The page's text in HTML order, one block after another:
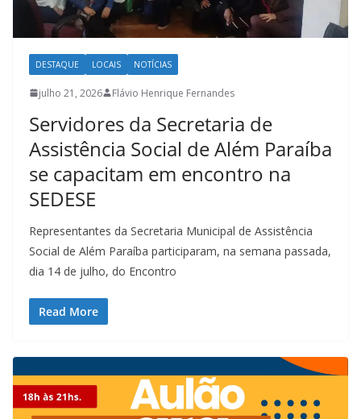
DESTAQUE LOCAIS NOTÍCIAS
julho 21, 2026 Flávio Henrique Fernandes
Servidores da Secretaria de
Assistência Social de Além Paraíba
se capacitam em encontro na
SEDESE
Representantes da Secretaria Municipal de Assistência
Social de Além Paraíba participaram, na semana passada,
dia 14 de julho, do Encontro
Read More